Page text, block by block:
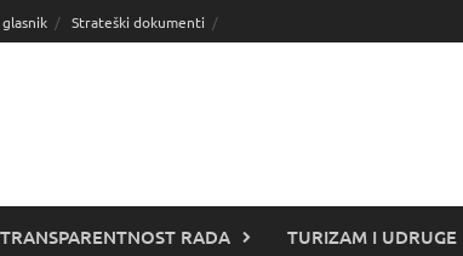
Strateški dokumenti
TRANSPARENTNOST RADA TURIZAM I UDRUGE